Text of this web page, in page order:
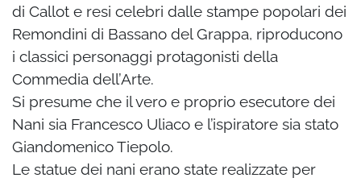
di Callot e resi celebri dalle stampe popolari dei
Remondini di Bassano del Grappa, riproducono
i classici personaggi protagonisti della
Commedia dell’Arte.
Si presume che il vero e proprio esecutore dei
Nani sia Francesco Uliaco e l’ispiratore sia stato
Giandomenico Tiepolo.
Le statue dei nani erano state realizzate per